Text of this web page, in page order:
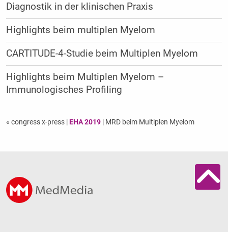
Diagnostik in der klinischen Praxis
Highlights beim multiplen Myelom
CARTITUDE-4-Studie beim Multiplen Myelom
Highlights beim Multiplen Myelom –
Immunologisches Profiling
« congress x-press |EHA 2019| MRD beim Multiplen Myelom